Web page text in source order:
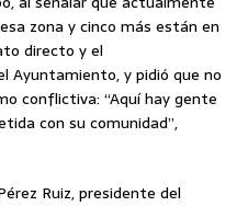
zona y cinco más están en
directo y el
Ayuntamiento, y pidió que no
conflictiva: “Aquí hay gente
con su comunidad”,
Ruiz, presidente del